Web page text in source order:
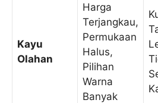
Kayu
Olahan
Harga
Terjangkau,
Permukaan
Halus,
Pilihan
Warna
Banyak